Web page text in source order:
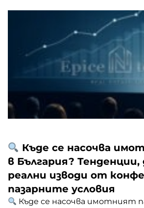
Къде се насочва
в България? Тенденции,
реални изводи от
пазарните условия
Къде се насочва имотният